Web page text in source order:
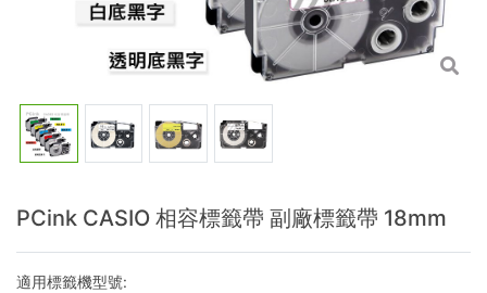
PCink CASIO 相容標籤帶 副廠標籤帶 18mm
適用標籤機型號: